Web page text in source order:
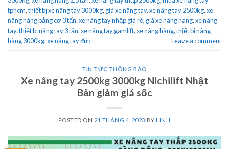
tphcm,thiết bị xe nâng tay 3000kg, giá xe nâng tay,xe nâng tay 2500kg,xe
nâng hàng bằng cơ 3 tấn. xe nâng tay nhập giá rẻ, giá xe nâng hàng,xe nâng
tay,thiết bị nâng tay 3 tấn,xe nâng tay gamlift,xe nâng hàng,thiết bị nâng
hàng 3000kg,xe nâng tay đức Leave a comment
TIN TỨC THÔNG BÁO
Xe nâng tay 2500kg 3000kg Nichilift Nhật
Bản giảm giá sốc
POSTED ON 21 THÁNG 4, 2023 BYLINH